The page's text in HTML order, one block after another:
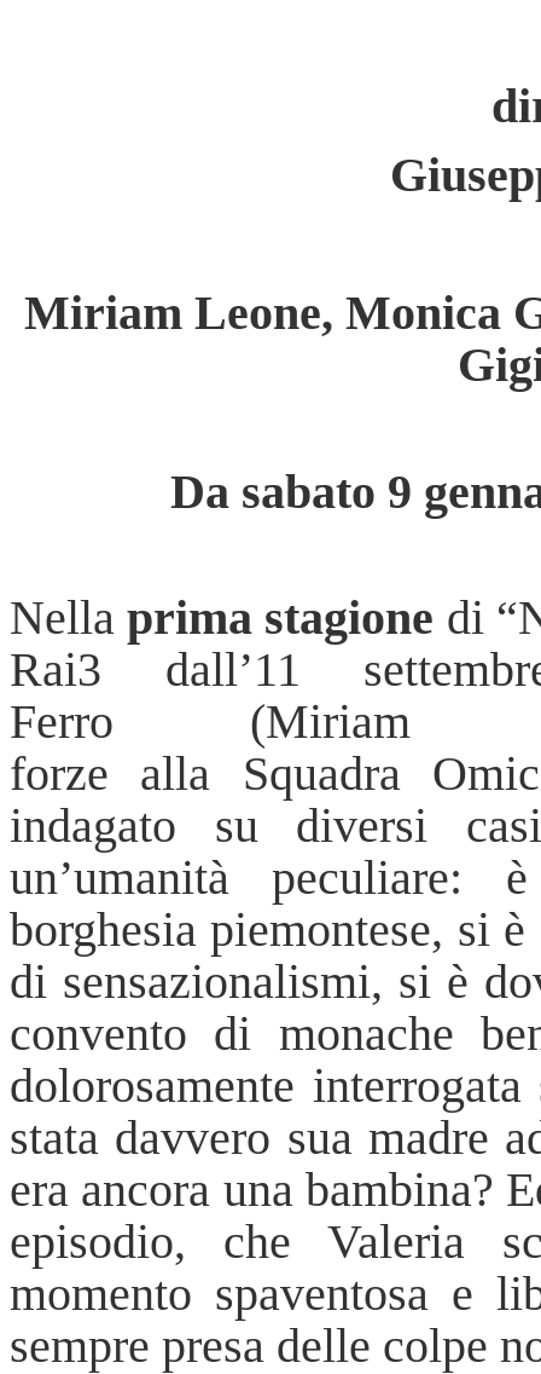
Miriam Leone, Monica
Da sabato 9
Nellaprima stagione di
Rai3 dall’11
Ferro (Miria
forze alla Squadra Omic
indagato su diversi
un’umanità peculiare:
borghesia piemontese, si
di sensazionalismi, si è
convento di monache
dolorosamente
stata davvero sua madre
era ancora una bambina?
episodio, che Valeria
momento spaventosa e
sempre presa delle colpe